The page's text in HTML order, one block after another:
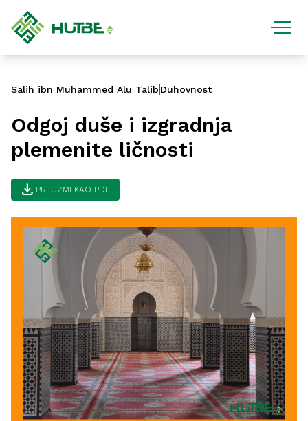
Salih ibn Muhammed Alu Talib Duhovnost
Odgoj duše i izgradnja
plemenite ličnosti
download PREUZMI KAO PDF.